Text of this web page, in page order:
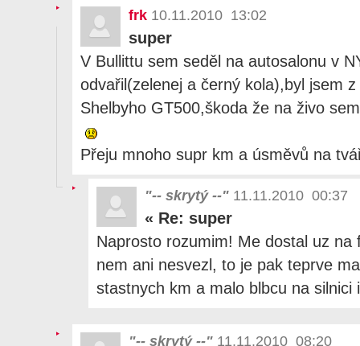
frk 10.11.2010 13:02
super
V Bullittu sem seděl na autosalonu v
odvařil(zelenej a černý kola),byl jsem
Shelbyho GT500,škoda že na živo
Přeju mnoho supr km a úsměvů na
"-- skrytý --" 11.11.2010 00:37
« Re: super
Naprosto rozumim! Me dostal uz na
nem ani nesvezl, to je pak teprve
stastnych km a malo blbcu na silnici
"-- skrytý --" 11.11.2010 08:20